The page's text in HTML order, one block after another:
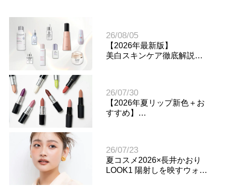
【2026年最新版】
美白スキンケア徹底解説
26/08/05
【2026年夏リップ新色＋お
すすめ】
26/07/30
夏コスメ2026×長井かおり
LOOK1 陽射しを映すウォー
26/07/23